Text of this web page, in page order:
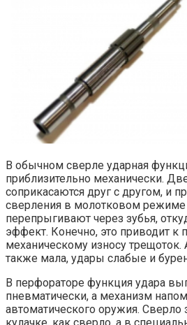
В обычном сверле ударная
приблизительно механически.
соприкасаются друг с другом, и
сверления в молотковом режиме
перепрыгивают через зубья,
эффект. Конечно, это приводит
механическому износу трещоток.
также мала, удары слабые и
В перфораторе функция удара
пневматически, а механизм
автоматического оружия. Сверло